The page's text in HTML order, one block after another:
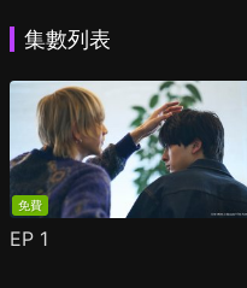
集數列表
免費
EP 1